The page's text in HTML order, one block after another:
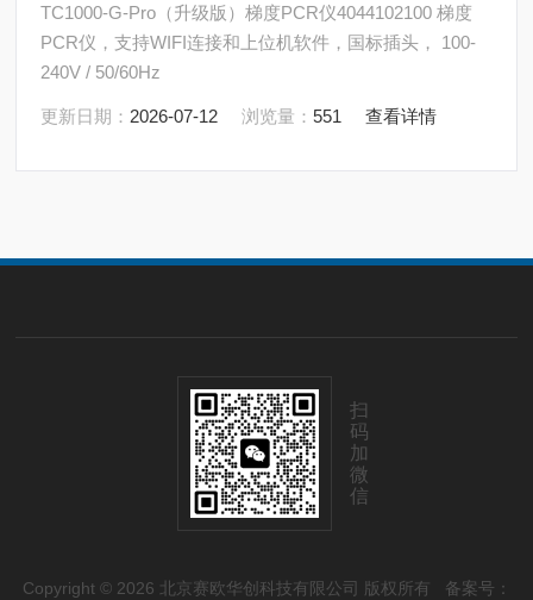
TC1000-G-Pro（升级版）梯度PCR仪4044102100 梯度
PCR仪，支持WIFI连接和上位机软件，国标插头， 100-
240V / 50/60Hz
更新日期： 2026-07-12 浏览量：551 查看详情
扫
码
加
微
信
Copyright © 2026 北京赛欧华创科技有限公司 版权所有 备案号：